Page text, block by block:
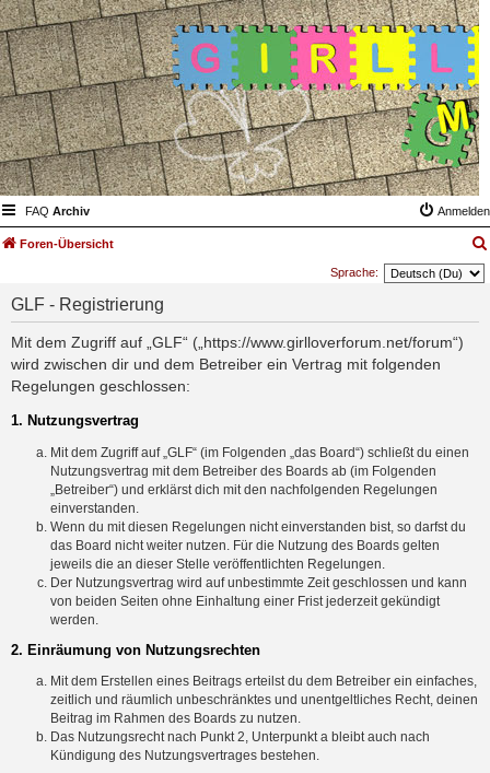
FAQ Archiv Anmelden
Foren-Übersicht
Sprache:
GLF - Registrierung
Mit dem Zugriff auf „GLF“ („https://www.girlloverforum.net/forum“)
wird zwischen dir und dem Betreiber ein Vertrag mit folgenden
Regelungen geschlossen:
1. Nutzungsvertrag
Mit dem Zugriff auf „GLF“ (im Folgenden „das Board“) schließt du einen
Nutzungsvertrag mit dem Betreiber des Boards ab (im Folgenden
„Betreiber“) und erklärst dich mit den nachfolgenden Regelungen
einverstanden.
Wenn du mit diesen Regelungen nicht einverstanden bist, so darfst du
das Board nicht weiter nutzen. Für die Nutzung des Boards gelten
jeweils die an dieser Stelle veröffentlichten Regelungen.
Der Nutzungsvertrag wird auf unbestimmte Zeit geschlossen und kann
von beiden Seiten ohne Einhaltung einer Frist jederzeit gekündigt
werden.
2. Einräumung von Nutzungsrechten
Mit dem Erstellen eines Beitrags erteilst du dem Betreiber ein einfaches,
zeitlich und räumlich unbeschränktes und unentgeltliches Recht, deinen
Beitrag im Rahmen des Boards zu nutzen.
Das Nutzungsrecht nach Punkt 2, Unterpunkt a bleibt auch nach
Kündigung des Nutzungsvertrages bestehen.